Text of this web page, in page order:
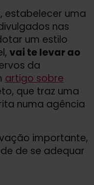
estabelecer uma
nas
um estilo
vai te levar ao
da
artigo sobre
que traz uma
numa agência
importante,
de se adequar